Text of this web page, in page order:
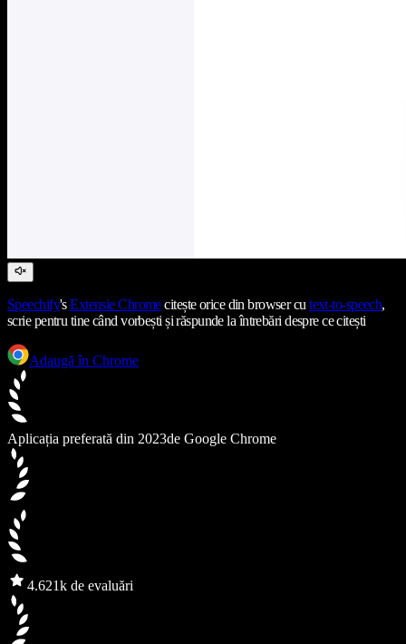
Speechify'sExtensie Chromecitește orice din browser cutext-to-speech,
scrie pentru tine când vorbești și răspunde la întrebări despre ce citești
Adaugă în Chrome
Aplicația preferată din 2023de Google Chrome
4.621k de evaluări